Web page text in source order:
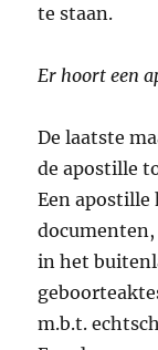
te staan.
Er hoort een
De laatste
de apostille
Een apostille
documenten,
in het
m.b.t.